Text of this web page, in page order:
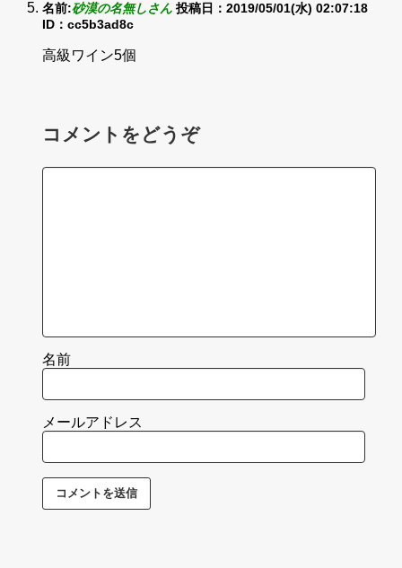
名前:砂漠の名無しさん 投稿日：2019/05/01(水) 02:07:18
ID：cc5b3ad8c
高級ワイン5個
コメントをどうぞ
名前
メールアドレス